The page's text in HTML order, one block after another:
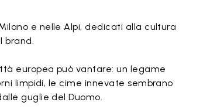
e nelle Alpi, dedicati alla cultura
brand.
europea può vantare: un legame
limpidi, le cime innevate sembrano
guglie del Duomo.